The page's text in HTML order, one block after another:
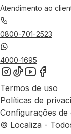
Atendimento ao
0800-701-2523
4000-1695
Termos de uso
Políticas de
Configurações de
© Localiza -